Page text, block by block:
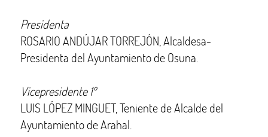
Presidenta
ROSARIO ANDÚJAR TORREJÓN, Alcaldesa-
Presidenta del Ayuntamiento de Osuna.
Vicepresidente 1º
LUIS LÓPEZ MINGUET, Teniente de Alcalde del
Ayuntamiento de Arahal.